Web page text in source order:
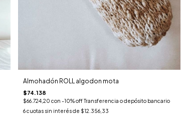
Almohadón ROLL algodon mota
$74.138
$66.724,20 con -10% off Transferencia o depósito bancario
6 cuotas sin interés de $12.356,33